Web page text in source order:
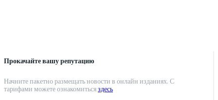
Прокачайте вашу репутацию
Начните пакетно размещать новости в онлайн изданиях. С
тарифами можете ознакомитьсяздесь